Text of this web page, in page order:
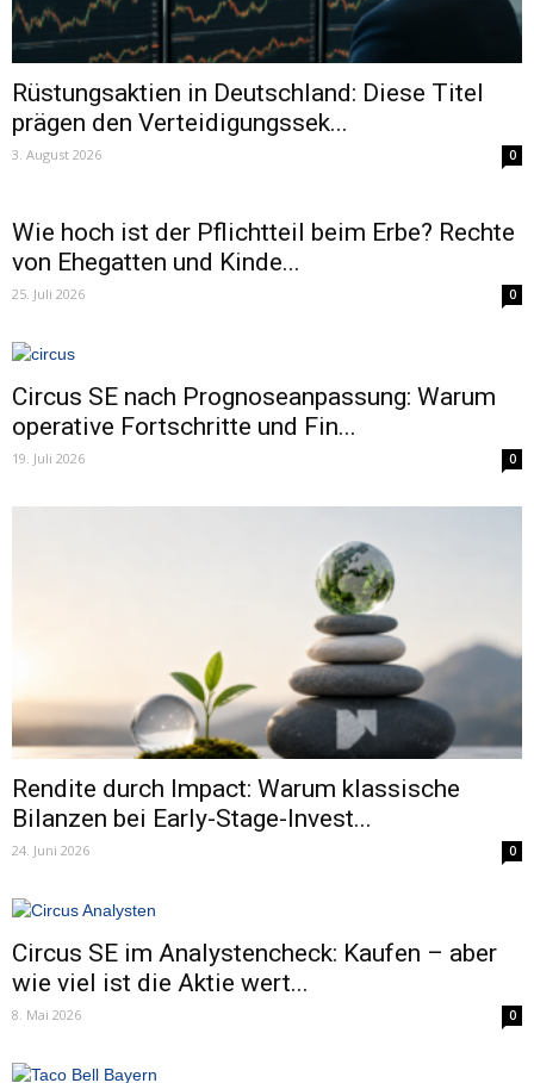
Rüstungsaktien in Deutschland: Diese Titel
prägen den Verteidigungssek...
3. August 2026 0
Wie hoch ist der Pflichtteil beim Erbe? Rechte
von Ehegatten und Kinde...
25. Juli 2026 0
Circus SE nach Prognoseanpassung: Warum
operative Fortschritte und Fin...
19. Juli 2026 0
Rendite durch Impact: Warum klassische
Bilanzen bei Early-Stage-Invest...
24. Juni 2026 0
Circus SE im Analystencheck: Kaufen – aber
wie viel ist die Aktie wert...
8. Mai 2026 0